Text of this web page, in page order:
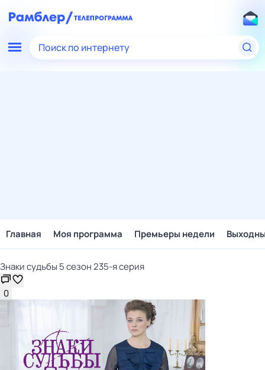
Поиск по интернету
Главная Моя программа Премьеры недели
Знаки судьбы 5 сезон 235-я серия
0